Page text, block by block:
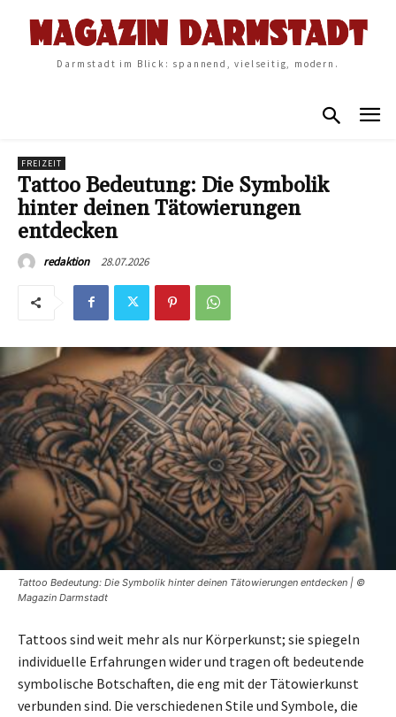
Darmstadt im Blick: spannend, vielseitig, modern.
FREIZEIT
Tattoo Bedeutung: Die Symbolik
hinter deinen Tätowierungen
entdecken
redaktion 28.07.2026
Tattoo Bedeutung: Die Symbolik hinter deinen Tätowierungen entdecken | ©
Magazin Darmstadt
Tattoos sind weit mehr als nur Körperkunst; sie spiegeln
individuelle Erfahrungen wider und tragen oft bedeutende
symbolische Botschaften, die eng mit der Tätowierkunst
verbunden sind. Die verschiedenen Stile und Symbole, die